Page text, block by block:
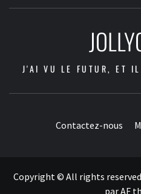
J'AI VU LE FUTUR, ET
Contactez-nous
Copyright © All rights
parAF